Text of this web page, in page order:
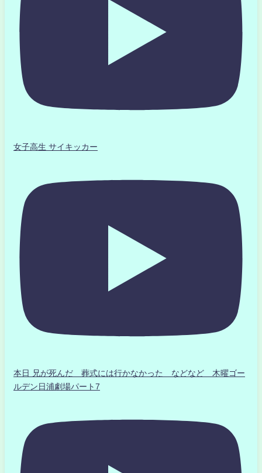
女子高生 サイキッカー
本日 兄が死んだ 葬式には行かなかった などなど 木曜ゴー
ルデン日浦劇場パート7